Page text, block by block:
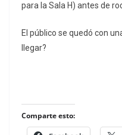
para la Sala H) antes de
El público se quedó con
llegar?
Comparte esto: